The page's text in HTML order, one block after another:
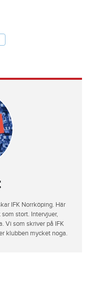
IFK Norrköping. Här
stort. Intervjuer,
Vi som skriver på IFK
klubben mycket noga.